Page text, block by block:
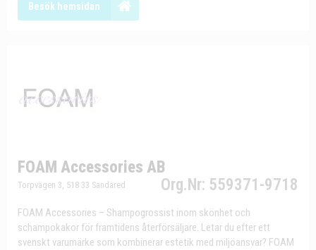
Besök hemsidan
FOAM Accessories AB
Org.Nr: 559371-9718
Torpvägen 3, 518 33 Sandared
FOAM Accessories – Shampogrossist inom skönhet och
schampokakor för framtidens återförsäljare. Letar du efter ett
svenskt varumärke som kombinerar estetik med miljöansvar? FOAM